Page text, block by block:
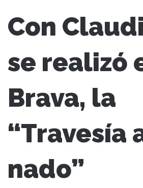
Con
se realizó
Brava, la
“Travesía
nado”